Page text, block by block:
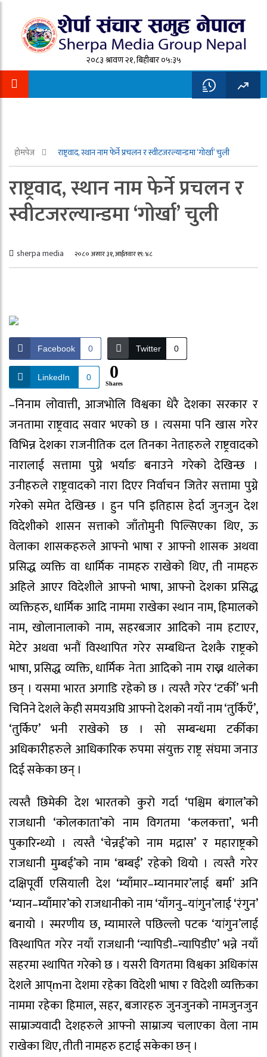
२०८३ श्रावण २१, बिहीबार ०५:३५
होमपेज राष्ट्रवाद, स्थान नाम फेर्ने प्रचलन र स्वीटजरल्यान्डमा ‘गोर्खा’ चुली
राष्ट्रवाद, स्थान नाम फेर्ने प्रचलन र
स्वीटजरल्यान्डमा ‘गोर्खा’ चुली
sherpa media २०८० असार ३१, आईतवार १९:४८
Facebook 0 Twitter 0
LinkedIn 0 0
Shares
–निनाम लोवात्ती, आजभोलि विश्वका धेरै देशका सरकार र
जनतामा राष्ट्रवाद सवार भएको छ । त्यसमा पनि खास गरेर
विभिन्न देशका राजनीतिक दल तिनका नेताहरुले राष्ट्रवादको
नारालाई सत्तामा पुग्ने भर्याङ बनाउने गरेको देखिन्छ ।
उनीहरुले राष्ट्रवादको नारा दिएर निर्वाचन जितेर सत्तामा पुग्ने
गरेको समेत देखिन्छ । हुन पनि इतिहास हेर्दा जुनजुन देश
विदेशीको शासन सत्ताको जाँतोमुनी पिल्सिएका थिए, ऊ
वेलाका शासकहरुले आफ्नो भाषा र आफ्नो शासक अथवा
प्रसिद्ध व्यक्ति वा धार्मिक नामहरु राखेको थिए, ती नामहरु
अहिले आएर विदेशीले आफ्नो भाषा, आफ्नो देशका प्रसिद्ध
व्यक्तिहरु, धार्मिक आदि नाममा राखेका स्थान नाम, हिमालको
नाम, खोलानालाको नाम, सहरबजार आदिको नाम हटाएर,
मेटेर अथवा भनौं विस्थापित गरेर सम्बधिन्त देशकै राष्ट्रको
भाषा, प्रसिद्ध व्यक्ति, धार्मिक नेता आदिको नाम राख्न थालेका
छन् । यसमा भारत अगाडि रहेको छ । त्यस्तै गरेर ‘टर्की’ भनी
चिनिने देशले केही समयअघि आफ्नो देशको नयाँ नाम ‘तुर्किएँ’,
‘तुर्किए’ भनी राखेको छ । सो सम्बन्धमा टर्कीका
अधिकारीहरुले आधिकारिक रुपमा संयुक्त राष्ट्र संघमा जनाउ
दिई सकेका छन् ।
त्यस्तै छिमेकी देश भारतको कुरो गर्दा ‘पश्चिम बंगाल’को
राजधानी ‘कोलकाता’को नाम विगतमा ‘कलकत्ता’, भनी
पुकारिन्थ्यो । त्यस्तै ‘चेन्नई’को नाम मद्रास’ र महाराष्ट्रको
राजधानी मुम्बई’को नाम ‘बम्बई’ रहेको थियो । त्यस्तै गरेर
दक्षिपूर्वी एसियाली देश ‘म्याँमार–म्यानमार’लाई बर्मा’ अनि
‘म्यान–म्याँमार’को राजधानीको नाम ‘याँगनु–यांगुन’लाई ‘रंगुन’
बनायो । स्मरणीय छ, म्यामारले पछिल्लो पटक ‘यांगुन’लाई
विस्थापित गरेर नयाँ राजधानी ‘न्यापिडी–न्यापिडीए’ भन्ने नयाँ
सहरमा स्थापित गरेको छ । यसरी विगतमा विश्वका अधिकांस
देशले आप्mना देशमा रहेका विदेशी भाषा र विदेशी व्यक्तिका
नाममा रहेका हिमाल, सहर, बजारहरु जुनजुनको नामजुनजुन
साम्राज्यवादी देशहरुले आफ्नो साम्राज्य चलाएका वेला नाम
राखेका थिए, तीती नामहरु हटाई सकेका छन् ।